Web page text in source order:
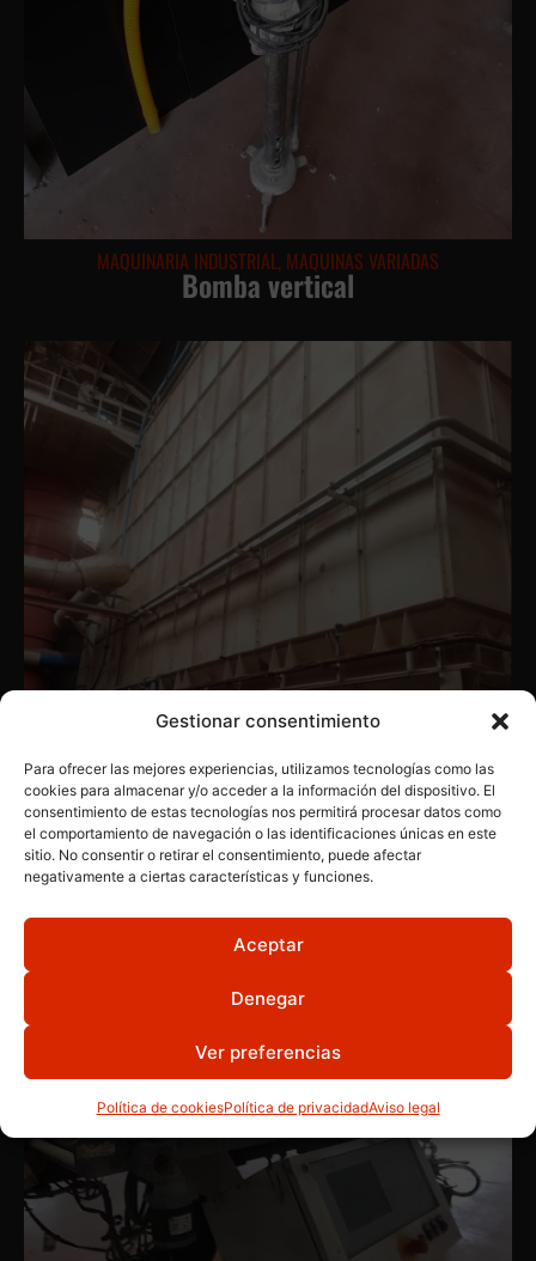
Gestionar consentimiento
Para ofrecer las mejores experiencias, utilizamos tecnologías como las
cookies para almacenar y/o acceder a la información del dispositivo. El
consentimiento de estas tecnologías nos permitirá procesar datos como
el comportamiento de navegación o las identificaciones únicas en este
sitio. No consentir o retirar el consentimiento, puede afectar
negativamente a ciertas características y funciones.
Aceptar
Denegar
Ver preferencias
Política de cookiesPolítica de privacidadAviso legal
MAQUINARIA INDUSTRIAL, MAQUINAS VARIADAS
Bomba vertical
MAQUINARIA INDUSTRIAL,SILOS
Silos de 4 unidades